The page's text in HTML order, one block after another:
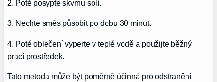
2. Poté posypte skvrnu solí.
3. Nechte směs působit po dobu 30 minut.
4. Poté oblečení vyperte v teplé vodě a použijte běžný
prací prostředek.
Tato metoda může být poměrně účinná pro odstranění